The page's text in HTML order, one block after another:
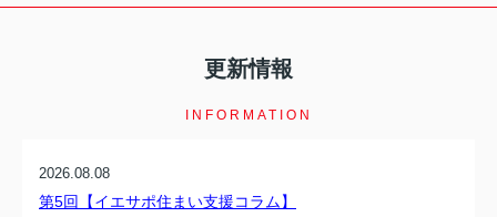
更新情報
INFORMATION
2026.08.08
第5回【イエサポ住まい支援コラム】